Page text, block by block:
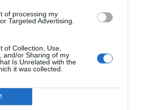
of processing my
Targeted Advertising.
of Collection, Use,
and/or Sharing of my
Is Unrelated with the
it was collected.
e
o
solo
Defesa de penálti
Xavier Malián "Mali" ®